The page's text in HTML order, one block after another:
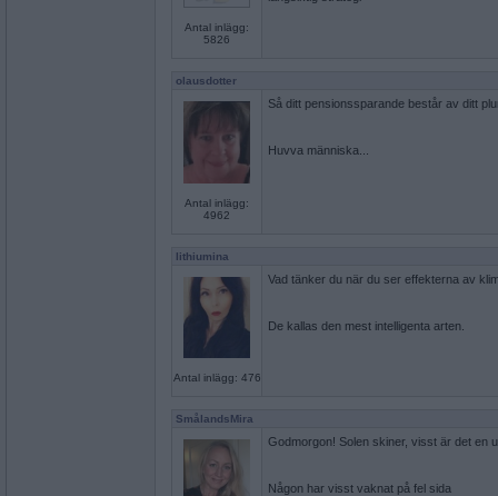
Antal inlägg:
5826
olausdotter
Antal inlägg:
4962
Så ditt pensionssparande består av ditt
Huvva människa...
lithiumina
Antal inlägg: 476
Vad tänker du när du ser effekterna av
De kallas den mest intelligenta arten.
SmålandsMira
Godmorgon! Solen skiner, visst är det en
Någon har visst vaknat på fel sida